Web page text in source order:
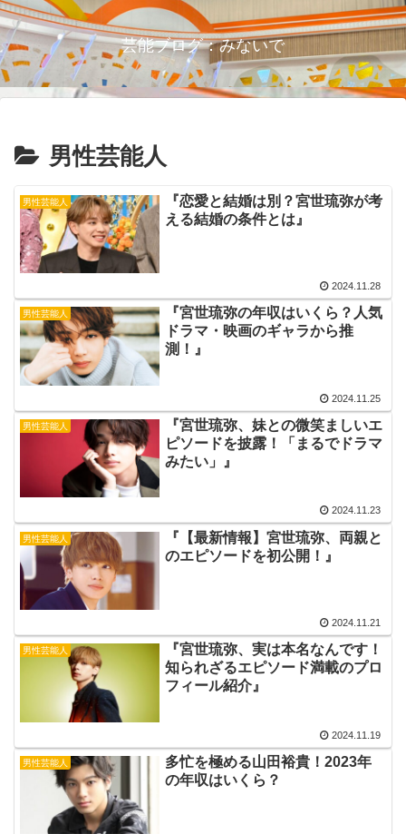
芸能ブログ：みないで
男性芸能人
男性芸能人
『恋愛と結婚は別？宮世琉弥が考
える結婚の条件とは』
2024.11.28
男性芸能人
『宮世琉弥の年収はいくら？人気
ドラマ・映画のギャラから推
測！』
2024.11.25
男性芸能人
『宮世琉弥、妹との微笑ましいエ
ピソードを披露！「まるでドラマ
みたい」』
2024.11.23
男性芸能人
『【最新情報】宮世琉弥、両親と
のエピソードを初公開！』
2024.11.21
男性芸能人
『宮世琉弥、実は本名なんです！
知られざるエピソード満載のプロ
フィール紹介』
2024.11.19
男性芸能人
多忙を極める山田裕貴！2023年
の年収はいくら？